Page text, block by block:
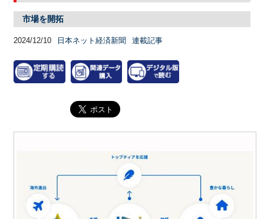
市場を開拓
2024/12/10 日本ネット経済新聞 連載記事